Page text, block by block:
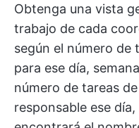
Obtenga una vista
trabajo de cada
según el número de
para ese día,
número de tareas
responsable ese